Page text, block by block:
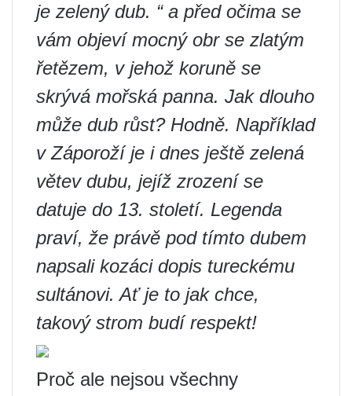
je zelený dub. “ a před očima se
vám objeví mocný obr se zlatým
řetězem, v jehož koruně se
skrývá mořská panna. Jak dlouho
může dub růst? Hodně. Například
v Záporoží je i dnes ještě zelená
větev dubu, jejíž zrození se
datuje do 13. století. Legenda
praví, že právě pod tímto dubem
napsali kozáci dopis tureckému
sultánovi. Ať je to jak chce,
takový strom budí respekt!
Proč ale nejsou všechny